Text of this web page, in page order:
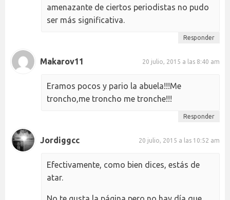
amenazante de ciertos periodistas no pudo
ser más significativa.
Responder
Makarov11 20 julio, 2015 a las 8:40 am
Eramos pocos y pario la abuela!!!Me
troncho,me troncho me tronche!!!
Responder
Jordiggcc 20 julio, 2015 a las 10:52 am
Efectivamente, como bien dices, estás de
atar.